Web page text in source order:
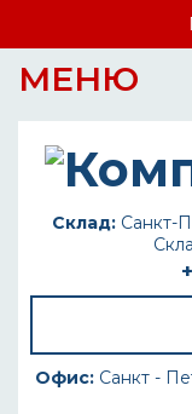
МЕНЮ
Склад: Санкт-
Офис: Санкт -